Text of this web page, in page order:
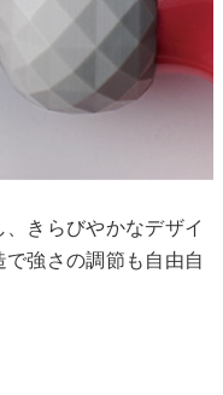
きらびやかなデザイ
強さの調節も自由自